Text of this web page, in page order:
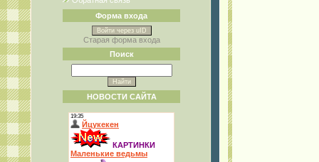
Форма входа
Войти через uID
Старая форма входа
Поиск
НОВОСТИ САЙТА